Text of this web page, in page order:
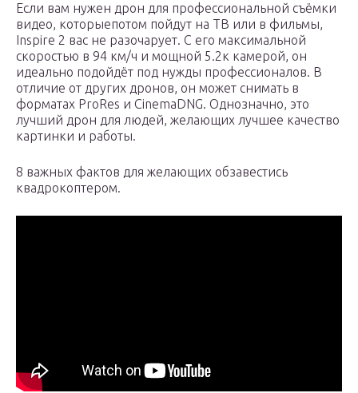
Если вам нужен дрон для профессиональной съёмки
видео, которыепотом пойдут на ТВ или в фильмы,
Inspire 2 вас не разочарует. С его максимальной
скоростью в 94 км/ч и мощной 5.2к камерой, он
идеально подойдёт под нужды профессионалов. В
отличие от других дронов, он может снимать в
форматах ProRes и CinemaDNG. Однозначно, это
лучший дрон для людей, желающих лучшее качество
картинки и работы.
8 важных фактов для желающих обзавестись
квадрокоптером.